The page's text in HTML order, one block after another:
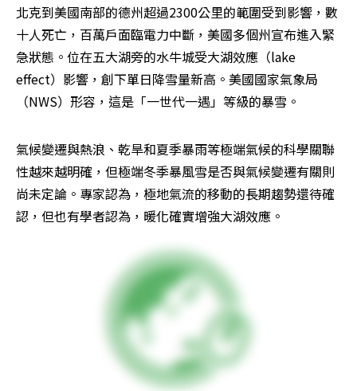
北克到美國南部的德州超過2300公里的範圍受到影響，數
十人死亡，百萬戶面臨電力中斷，美國多個州宣布進入緊
急狀態。位在五大湖旁的水牛城受大湖效應（lake
effect）影響，創下單日降雪量新高。美國國家氣象局
（NWS）形容，這是「一世代一遇」等級的暴雪。
氣候變遷與熱浪、乾旱和夏季暴雨等極端氣候的科學關聯
性越來越明確，但極端冬季暴風雪是否與氣候變遷有關則
尚未定論。專家認為，極地氣流的移動的長期趨勢還待確
認，但也有學者認為，暖化確實增強大湖效應。